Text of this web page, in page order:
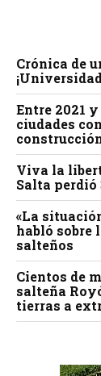
Crónica de
Entre 2021
ciudades
Viva la
Salta perdió
«La
habló sobre
salteños
Cientos de
salteña
tierras a